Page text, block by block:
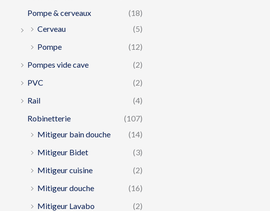
Pompe & cerveaux
(18)
Cerveau
(5)
Pompe
(12)
Pompes vide cave
(2)
PVC
(2)
Rail
(4)
Robinetterie
(107)
Mitigeur bain douche
(14)
Mitigeur Bidet
(3)
Mitigeur cuisine
(2)
Mitigeur douche
(16)
Mitigeur Lavabo
(2)